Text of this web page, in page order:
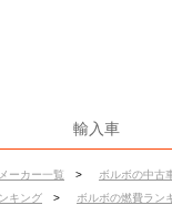
輸入車
ーカー一覧 > ボルボの中古
キング > ボルボの燃費ラン